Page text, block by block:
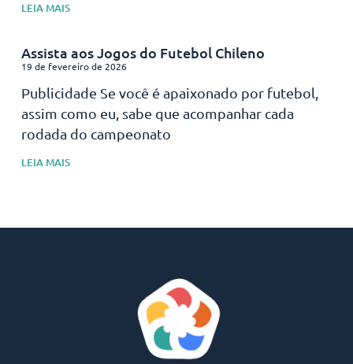
LEIA MAIS
Assista aos Jogos do Futebol Chileno
19 de fevereiro de 2026
Publicidade Se você é apaixonado por futebol,
assim como eu, sabe que acompanhar cada
rodada do campeonato
LEIA MAIS